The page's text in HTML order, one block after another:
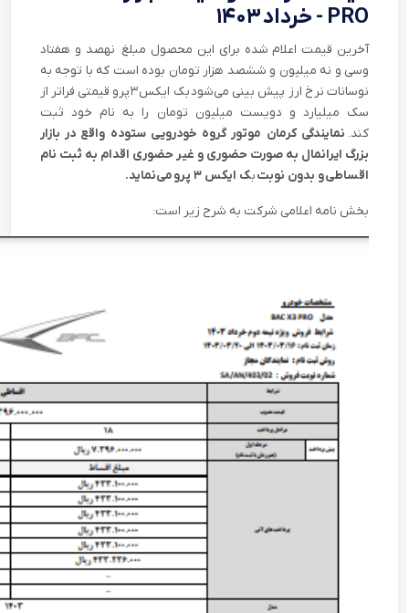
PRO - خرداد ۱۴۰۳
آخرین قیمت اعلام شده برای این محصول مبلغ نهصد و هفتاد
وسی و نه میلیون و ششصد هزار تومان بوده است که با توجه به
نوسانات نرخ ارز پیش بینی می‌شود بک ایکس ۳ پرو قیمتی فراتر از
سک میلیارد و دویست میلیون تومان را به نام خود ثبت
کند. نمایندگی کرمان موتور گروه خودرویی ستوده واقع در بازار
بزرگ ایرانمال به صورت حضوری و غیر حضوری اقدام به ثبت نام
اقساطی و بدون نوبتبک ایکس ۳ پرو می‌نماید.
بخش نامه اعلامی شرکت به شرح زیر است: